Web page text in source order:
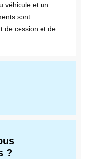
véhicule et un
sont
de cession et de
?